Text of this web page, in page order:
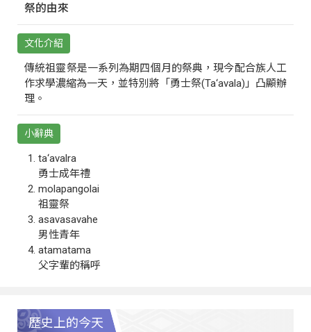
祭的由來
文化介紹
傳統祖靈祭是一系列為期四個月的祭典，現今配合族人工
作求學濃縮為一天，並特別將「勇士祭(Ta‘avala)」凸顯辦
理。
小辭典
ta‘avalra
勇士成年禮
molapangolai
祖靈祭
asavasavahe
男性青年
atamatama
父字輩的稱呼
歷史上的今天